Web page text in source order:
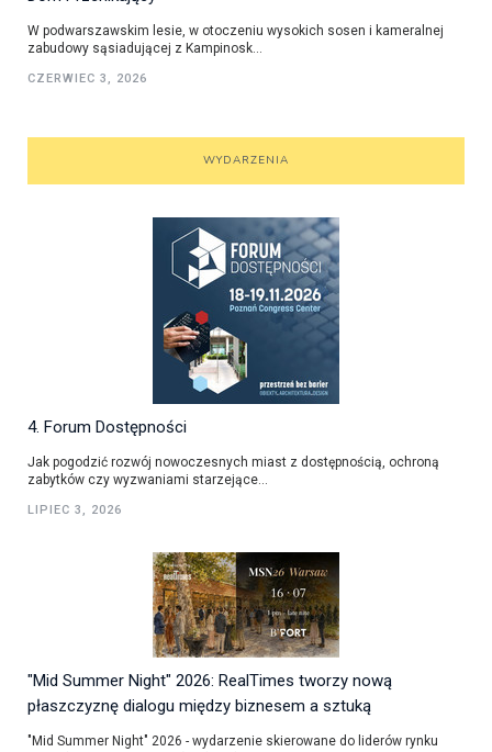
W podwarszawskim lesie, w otoczeniu wysokich sosen i kameralnej
zabudowy sąsiadującej z Kampinosk...
CZERWIEC 3, 2026
WYDARZENIA
4. Forum Dostępności
Jak pogodzić rozwój nowoczesnych miast z dostępnością, ochroną
zabytków czy wyzwaniami starzejące...
LIPIEC 3, 2026
"Mid Summer Night" 2026: RealTimes tworzy nową
płaszczyznę dialogu między biznesem a sztuką
"Mid Summer Night" 2026 - wydarzenie skierowane do liderów rynku